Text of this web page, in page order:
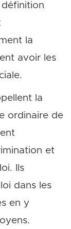
la
avoir les
la
ordinaire de
et
Ils
dans les
en y